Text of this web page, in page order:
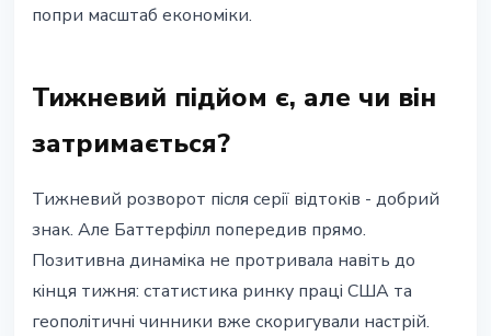
попри масштаб економіки.
Тижневий підйом є, але чи він
затримається?
Тижневий розворот після серії відтоків - добрий
знак. Але Баттерфілл попередив прямо.
Позитивна динаміка не протривала навіть до
кінця тижня: статистика ринку праці США та
геополітичні чинники вже скоригували настрій.